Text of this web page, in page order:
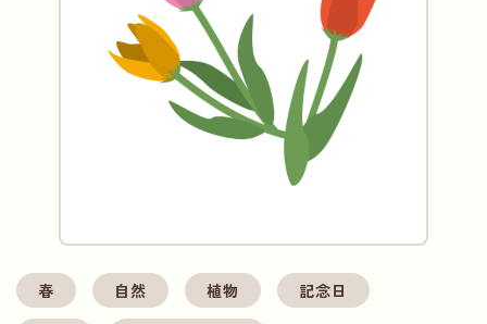
春 自然 植物 記念日